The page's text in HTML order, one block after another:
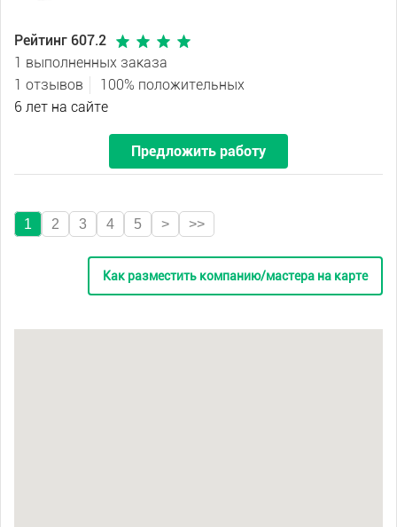
Рейтинг 607.2
1 выполненных заказа
1 отзывов
100% положительных
6 лет на сайте
Предложить работу
1 2 3 4 5 > >>
Как разместить компанию/мастера на карте